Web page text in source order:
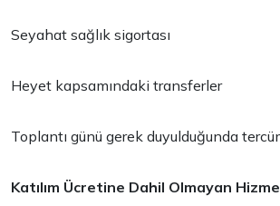
Seyahat sağlık sigortası
Heyet kapsamındaki transferler
Toplantı günü gerek duyulduğunda
Katılım Ücretine Dahil Olmayan